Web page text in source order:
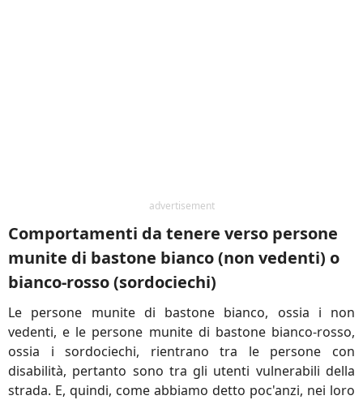
advertisement
Comportamenti da tenere verso persone
munite di bastone bianco (non vedenti) o
bianco-rosso (sordociechi)
Le persone munite di bastone bianco, ossia i non
vedenti, e le persone munite di bastone bianco-rosso,
ossia i sordociechi, rientrano tra le persone con
disabilità, pertanto sono tra gli utenti vulnerabili della
strada. E, quindi, come abbiamo detto poc'anzi, nei loro